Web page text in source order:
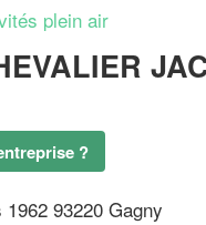
plein air
?
93220 Gagny